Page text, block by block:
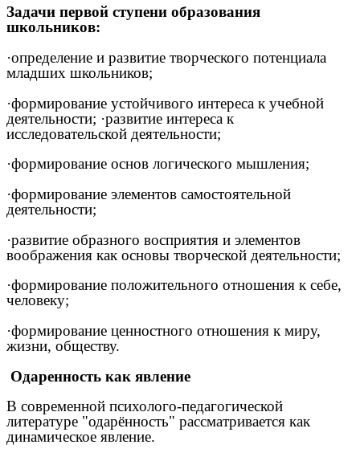
Задачи первой ступени образования
школьников:
·определение и развитие творческого потенциала
младших школьников;
·формирование устойчивого интереса к учебной
деятельности; ·развитие интереса к
исследовательской деятельности;
·формирование основ логического мышления;
·формирование элементов самостоятельной
деятельности;
·развитие образного восприятия и элементов
воображения как основы творческой деятельности;
·формирование положительного отношения к себе,
человеку;
·формирование ценностного отношения к миру,
жизни, обществу.
Одаренность как явление
В современной психолого-педагогической
литературе "одарённость" рассматривается как
динамическое явление.